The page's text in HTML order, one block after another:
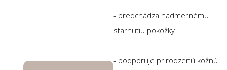
- predchádza nadmernému
starnutiu pokožky
- podporuje prirodzenú kožnú